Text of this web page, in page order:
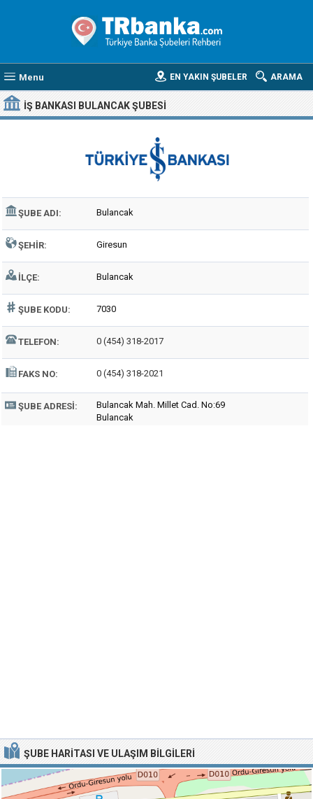
Menu ARAMA
EN YAKIN ŞUBELER
İŞ BANKASI BULANCAK ŞUBESI
ŞUBE ADI: Bulancak
ŞEHIR: Giresun
İLÇE: Bulancak
ŞUBE KODU: 7030
TELEFON: 0 (454) 318-2017
FAKS NO: 0 (454) 318-2021
ŞUBE ADRESI:
Bulancak Mah. Millet Cad. No:69
Bulancak
ŞUBE HARITASI VE ULAŞIM BILGILERI